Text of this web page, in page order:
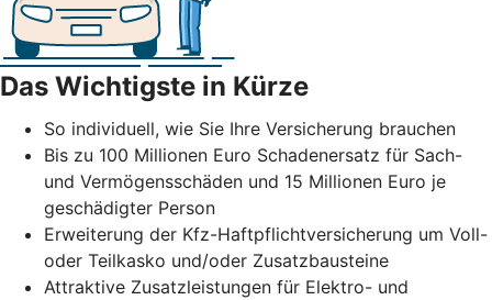
Das Wichtigste in Kürze
So individuell, wie Sie Ihre Versicherung brauchen
Bis zu 100 Millionen Euro Schadenersatz für Sach-
und Vermögensschäden und 15 Millionen Euro je
geschädigter Person
Erweiterung der Kfz-Haftpflichtversicherung um Voll-
oder Teilkasko und/oder Zusatzbausteine
Attraktive Zusatzleistungen für Elektro- und